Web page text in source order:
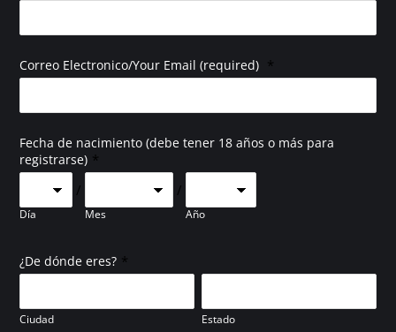
Correo Electronico/Your Email (required) *
Fecha de nacimiento (debe tener 18 años o más para
registrarse) *
Día
/
Mes
/
Año
¿De dónde eres? *
Ciudad Estado